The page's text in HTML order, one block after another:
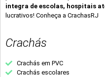
integra de escolas, hospitais
lucrativos! Conheça a CrachasRJ
Crachás
Crachás em PVC
Crachás escolares